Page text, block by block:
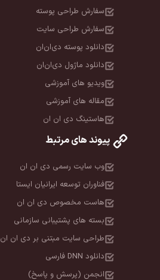
سفارش طراحی پوسته
سفارش طراحی سایت
دانلود پوسته دی‌ان‌ان
دانلود ماژول دی‌ان‌ان
ویدیو های آموزشی
مقاله های آموزشی
هاستینگ دی ان ان
پیوند های مرتبط
وب سایت رسمی دی ان ان
فناوران توسعه ایرانیان ایستا
هاست مخصوص دی ان ان
بسته های پشتیبانی سازمانی
طراحی سایت مبتنی بر دی ان ان
دانلود DNN فارسی
انجمن (پرسش و پاسخ)